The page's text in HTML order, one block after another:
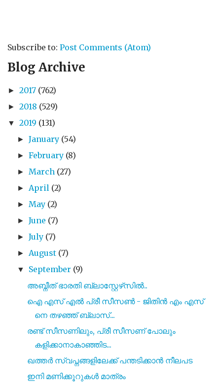
Subscribe to: Post Comments (Atom)
Blog Archive
► 2017 (762)
► 2018 (529)
▼ 2019 (131)
►January (54)
►February (8)
► March (27)
► April (2)
► May (2)
►June (7)
►July (7)
► August (7)
▼ September (9)
അബ്നീത്‌ ഭാരതി ബ്ലാസ്റ്റേഴ്‌സിൽ..
ഐ എസ് എൽ പ്രീ സീസൺ - ജിതിൻ എം എസ്
നെ തഴഞ്ഞ് ബ്ലാസ്...
രണ്ട് സീസണിലും, പ്രീ സീസണ് പോലും
കളിക്കാനാകാഞ്ഞിട...
ഖത്തർ സ്വപ്നങ്ങളിലേക്ക് പന്തടിക്കാൻ നീലപട
ഇനി മണിക്കൂറുകൾ മാത്രം